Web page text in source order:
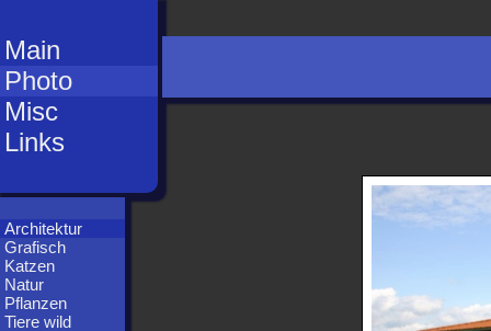
Main
Photo
Misc
Links
Architektur
Grafisch
Katzen
Natur
Pflanzen
Tiere wild